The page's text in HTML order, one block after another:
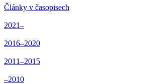
Články v časopisech
2021–
2016–2020
2011–2015
–2010